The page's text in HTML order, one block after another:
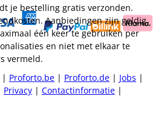
je bestelling gratis verzonden.
Aanbiedingen zijn geldig
één keer te gebruiken per
en niet met elkaar te
vermeld.
| Proforto.be | Proforto.de | Jobs |
Privacy | Contactinformatie |